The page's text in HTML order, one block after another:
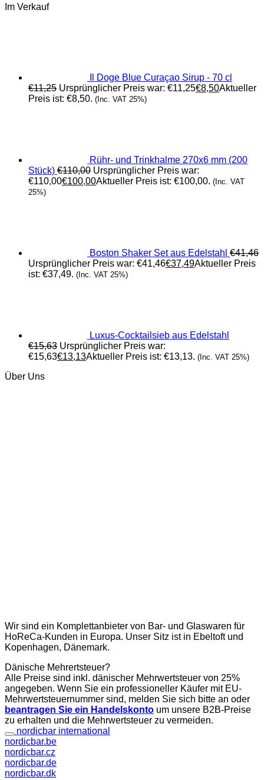
Im Verkauf
Il Doge Blue Curaçao Sirup - 70 cl
€11,25 Ursprünglicher Preis war: €11,25€8,50Aktueller
Preis ist: €8,50. (Inc. VAT 25%)
Rühr- und Trinkhalme 270x6 mm (200
Stück) €110,00 Ursprünglicher Preis war:
€110,00€100,00Aktueller Preis ist: €100,00. (Inc. VAT
25%)
Boston Shaker Set aus Edelstahl €41,46
Ursprünglicher Preis war: €41,46€37,49Aktueller Preis
ist: €37,49. (Inc. VAT 25%)
Luxus-Cocktailsieb aus Edelstahl
€15,63 Ursprünglicher Preis war:
€15,63€13,13Aktueller Preis ist: €13,13. (Inc. VAT 25%)
Über Uns
Wir sind ein Komplettanbieter von Bar- und Glaswaren für
HoReCa-Kunden in Europa. Unser Sitz ist in Ebeltoft und
Kopenhagen, Dänemark.
Dänische Mehrertsteuer?
Alle Preise sind inkl. dänischer Mehrwertsteuer von 25%
angegeben. Wenn Sie ein professioneller Käufer mit EU-
Mehrwertsteuernummer sind, melden Sie sich bitte an oder
beantragen Sie ein Handelskonto um unsere B2B-Preise
zu erhalten und die Mehrwertsteuer zu vermeiden.
nordicbar international
nordicbar.be
nordicbar.cz
nordicbar.de
nordicbar.dk